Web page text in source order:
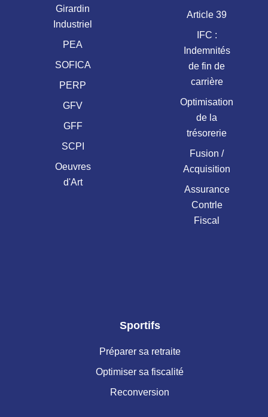
Girardin
Industriel
PEA
SOFICA
PERP
GFV
GFF
SCPI
Oeuvres
d'Art
Article 39
IFC :
Indemnités
de fin de
carrière
Optimisation
de la
trésorerie
Fusion /
Acquisition
Assurance
Contrle
Fiscal
Sportifs
Préparer sa retraite
Optimiser sa fiscalité
Reconversion